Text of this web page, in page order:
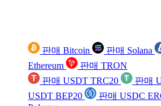
판매 Bitcoin 판매 Solana
Ethereum
판매 TRON
판매 USDT TRC20
판매
USDT BEP20
판매 USDC